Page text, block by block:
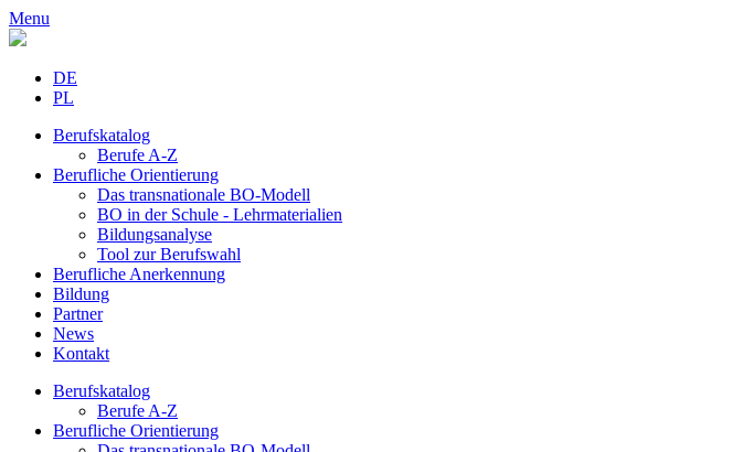
Menu
DE
PL
Berufskatalog
Berufe A-Z
Berufliche Orientierung
Das transnationale BO-Modell
BO in der Schule - Lehrmaterialien
Bildungsanalyse
Tool zur Berufswahl
Berufliche Anerkennung
Bildung
Partner
News
Kontakt
Berufskatalog
Berufe A-Z
Berufliche Orientierung